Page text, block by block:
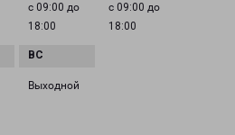
с 09:00 до
18:00
с 09:00 до
18:00
Выходной